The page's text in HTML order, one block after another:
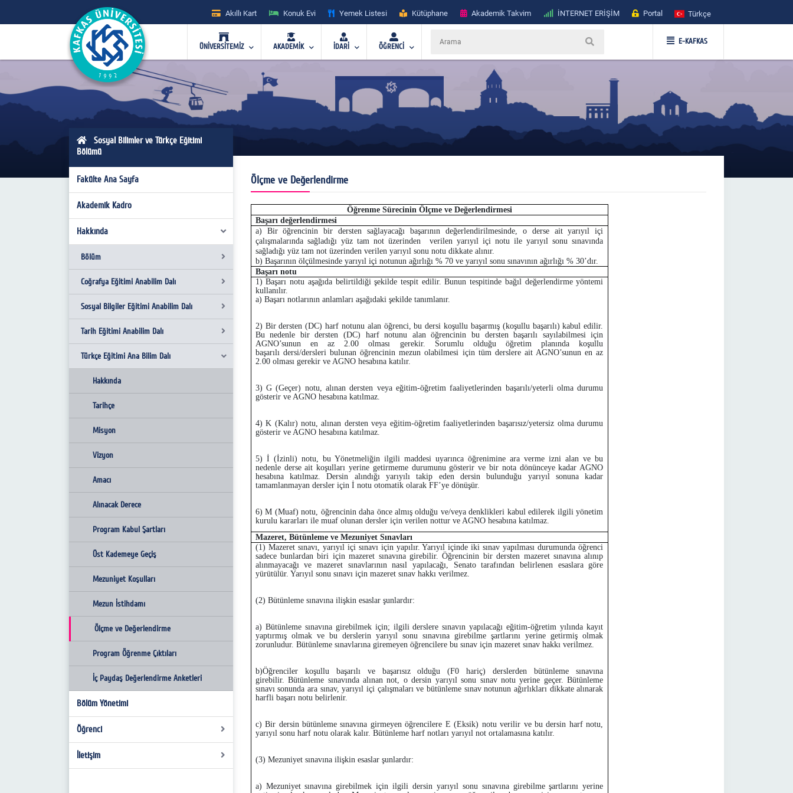
Akıllı Kart Konuk Evi Yemek Listesi Kütüphane Akademik Takvim İNTERNET ERİŞİM Portal Türkçe
ÜNİVERSİTEMİZ AKADEMİK İDARİ ÖĞRENCİ
E-KAFKAS
Sosyal Bilimler ve Türkçe Eğitimi
Bölümü
Fakülte Ana Sayfa
Akademik Kadro
Hakkında
Bölüm
Misyon ve Vizyon
Hakkında
Tarihçe
Amacı
Coğrafya Eğitimi Anabilim Dalı
Hakkında
Tarihçe
Misyon
Vizyon
Amacı
Alınacak Derece
Programa Kabul Şartları
Üst Kademeye Geçiş
Mezuniyet Koşulları
Mezun İstihdamı
Ölçme ve Değerlendirme
Program Öğrenme Çıktıları
Sosyal Bilgiler Eğitimi Anabilim Dalı
Hakkında
Tarihçe
Misyon
Vizyon
Amacı
Alınacak Derece
Programa Kabul Şartları
Üst Kademeye Geçiş
Mezuniyet Koşulları
Mezun İstihdamı
Ölçme ve Değerlendirme
Program Öğrenme Çıktıları
Tarih Eğitimi Anabilim Dalı
Hakkında
Tarihçe
Misyon
Vizyon
Amacı
Alınacak Derece
Programa Kabul Şartları
Üst Kademeye Geçiş
Mezuniyet Koşulları
Mezun İstihdamı
Ölçme ve Değerlendirme
Program Öğrenme Çıktıları
Türkçe Eğitimi Ana Bilim Dalı
Hakkında
Tarihçe
Misyon
Vizyon
Amacı
Alınacak Derece
Program Kabul Şartları
Üst Kademeye Geçiş
Mezuniyet Koşulları
Mezun İstihdamı
Ölçme ve Değerlendirme
Program Öğrenme Çıktıları
İç Paydaş Değerlendirme Anketleri
Bölüm Yönetimi
Öğrenci
Ders Programı
İletişim
Ölçme ve Değerlendirme
Öğrenme Sürecinin Ölçme ve Değerlendirmesi
Başarı değerlendirmesi
a) Bir öğrencinin bir dersten sağlayacağı başarının değerlendirilmesinde, o derse ait yarıyıl içi
çalışmalarında sağladığı yüz tam not üzerinden verilen yarıyıl içi notu ile yarıyıl sonu sınavında
sağladığı yüz tam not üzerinden verilen yarıyıl sonu notu dikkate alınır.
b) Başarının ölçülmesinde yarıyıl içi notunun ağırlığı % 70 ve yarıyıl sonu sınavının ağırlığı % 30’dır.
Başarı notu
1) Başarı notu aşağıda belirtildiği şekilde tespit edilir. Bunun tespitinde bağıl değerlendirme yöntemi
kullanılır.
a) Başarı notlarının anlamları aşağıdaki şekilde tanımlanır.
2) Bir dersten (DC) harf notunu alan öğrenci, bu dersi koşullu başarmış (koşullu başarılı) kabul edilir.
Bu nedenle bir dersten (DC) harf notunu alan öğrencinin bu dersten başarılı sayılabilmesi için
AGNO’sunun en az 2.00 olması gerekir. Sorumlu olduğu öğretim planında koşullu
başarılı dersi/dersleri bulunan öğrencinin mezun olabilmesi için tüm derslere ait AGNO’sunun en az
2.00 olması gerekir ve AGNO hesabına katılır.
3) G (Geçer) notu, alınan dersten veya eğitim-öğretim faaliyetlerinden başarılı/yeterli olma durumu
gösterir ve AGNO hesabına katılmaz.
4) K (Kalır) notu, alınan dersten veya eğitim-öğretim faaliyetlerinden başarısız/yetersiz olma durumu
gösterir ve AGNO hesabına katılmaz.
5) İ (İzinli) notu, bu Yönetmeliğin ilgili maddesi uyarınca öğrenimine ara verme izni alan ve bu
nedenle derse ait koşulları yerine getirmeme durumunu gösterir ve bir nota dönünceye kadar AGNO
hesabına katılmaz. Dersin alındığı yarıyılı takip eden dersin bulunduğu yarıyıl sonuna kadar
tamamlanmayan dersler için İ notu otomatik olarak FF’ye dönüşür.
6) M (Muaf) notu, öğrencinin daha önce almış olduğu ve/veya denklikleri kabul edilerek ilgili yönetim
kurulu kararları ile muaf olunan dersler için verilen nottur ve AGNO hesabına katılmaz.
Mazeret, Bütünleme ve Mezuniyet Sınavları
(1) Mazeret sınavı, yarıyıl içi sınavı için yapılır. Yarıyıl içinde iki sınav yapılması durumunda öğrenci
sadece bunlardan biri için mazeret sınavına girebilir. Öğrencinin bir dersten mazeret sınavına alınıp
alınmayacağı ve mazeret sınavlarının nasıl yapılacağı, Senato tarafından belirlenen esaslara göre
yürütülür. Yarıyıl sonu sınavı için mazeret sınav hakkı verilmez.
(2) Bütünleme sınavına ilişkin esaslar şunlardır:
a) Bütünleme sınavına girebilmek için; ilgili derslere sınavın yapılacağı eğitim-öğretim yılında kayıt
yaptırmış olmak ve bu derslerin yarıyıl sonu sınavına girebilme şartlarını yerine getirmiş olmak
zorunludur. Bütünleme sınavlarına giremeyen öğrencilere bu sınav için mazeret sınav hakkı verilmez.
b)Öğrenciler koşullu başarılı ve başarısız olduğu (F0 hariç) derslerden bütünleme sınavına
girebilir. Bütünleme sınavında alınan not, o dersin yarıyıl sonu sınav notu yerine geçer. Bütünleme
sınavı sonunda ara sınav, yarıyıl içi çalışmaları ve bütünleme sınav notunun ağırlıkları dikkate alınarak
harfli başarı notu belirlenir.
c) Bir dersin bütünleme sınavına girmeyen öğrencilere E (Eksik) notu verilir ve bu dersin harf notu,
yarıyıl sonu harf notu olarak kalır. Bütünleme harf notları yarıyıl not ortalamasına katılır.
(3) Mezuniyet sınavına ilişkin esaslar şunlardır:
a) Mezuniyet sınavına girebilmek için ilgili dersin yarıyıl sonu sınavına girebilme şartlarını yerine